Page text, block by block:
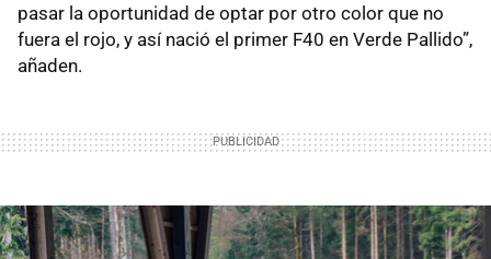
pasar la oportunidad de optar por otro color que no
fuera el rojo, y así nació el primer F40 en Verde Pallido”,
añaden.